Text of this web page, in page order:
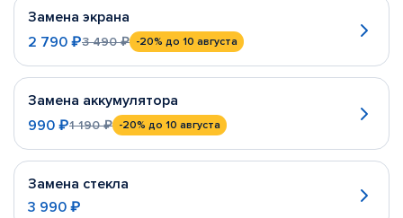
Замена экрана
2 790 ₽3 490 ₽ -20% до 10 августа
Замена аккумулятора
990 ₽1 190 ₽ -20% до 10 августа
Замена стекла
3 990 ₽